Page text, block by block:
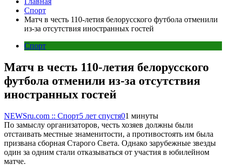
Спорт
Матч в честь 110-летия белорусского футбола отменили
из-за отсутствия иностранных гостей
Спорт
Матч в честь 110-летия белорусского
футбола отменили из-за отсутствия
иностранных гостей
NEWSru.com :: Спорт5 лет спустя01 минуты
По замыслу организаторов, честь хозяев должны были
отстаивать местные знаменитости, а противостоять им была
призвана сборная Старого Света. Однако зарубежные звезды
один за одним стали отказываться от участия в юбилейном
матче.